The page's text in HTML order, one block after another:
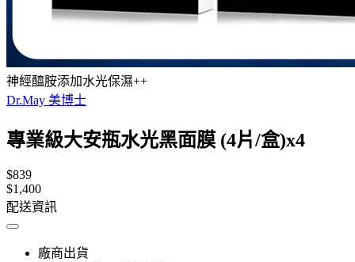
神經醯胺添加水光保濕++
Dr.May 美博士
專業級大安瓶水光黑面膜 (4片/盒)x4
$839
$1,400
配送資訊
廠商出貨